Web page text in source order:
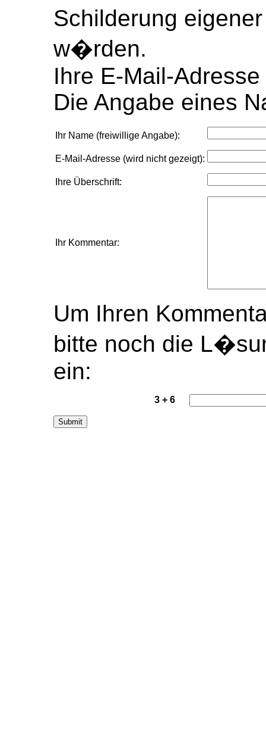
Schilderung
w�rden.
Ihre E-Mail-
Die Angabe eines
Ihr Name (freiwillige Angabe):
E-Mail-Adresse (wird nicht gezeigt):
Ihre Überschrift:
Ihr Kommentar:
Um Ihren
bitte noch die
ein:
3 + 6